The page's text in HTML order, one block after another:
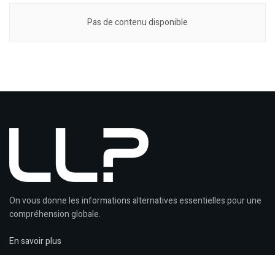
Pas de contenu disponible
On vous donne les informations alternatives essentielles pour une
compréhension globale.
En savoir plus